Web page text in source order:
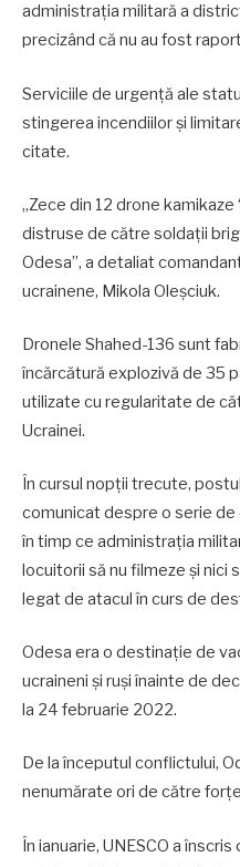
administrația militară a
precizând că nu au fost
Serviciile de urgență ale
stingerea incendiilor și
citate.
„Zece din 12 drone kamikaze
distruse de către soldații
Odesa”, a detaliat
ucrainene, Mikola Oleșciuk.
Dronele Shahed-136 sunt
încărcătură explozivă de 35
utilizate cu regularitate de
Ucrainei.
În cursul nopții trecute,
comunicat despre o serie de
în timp ce administrația
locuitorii să nu filmeze și nici
legat de atacul în curs de
Odesa era o destinație de
ucraineni și ruși înainte de
la 24 februarie 2022.
De la începutul conflictului,
nenumărate ori de către
În ianuarie, UNESCO a